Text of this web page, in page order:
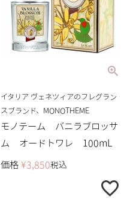
イタリア ヴェネツィアのフレグラン
スブランド、MONOTHEME
モノテーム バニラブロッサ
ム オードトワレ 100mL
価格 ¥3,850税込